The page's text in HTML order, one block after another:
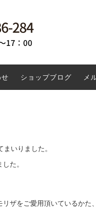
チン用品
米粉について
ショップブログ メ
いりました。
た。
ザをご愛用頂いているか